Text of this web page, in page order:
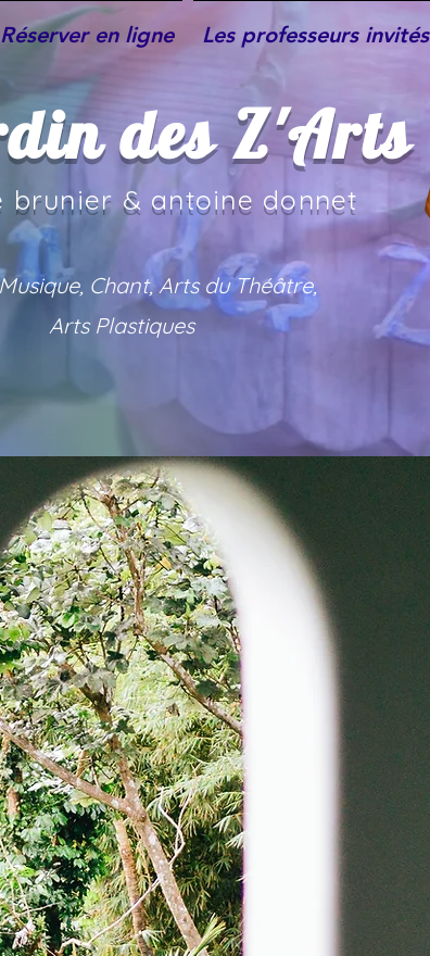
Réserver en ligne Les professeurs invités
des Z'Arts
brunier & antoine donnet
Chant, Arts du Théâtre,
Arts Plastiques